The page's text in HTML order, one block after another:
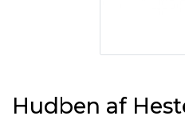
Hudben af